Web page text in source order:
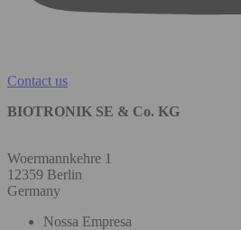
Contact us
BIOTRONIK SE & Co. KG
Woermannkehre 1
12359 Berlin
Germany
Nossa Empresa